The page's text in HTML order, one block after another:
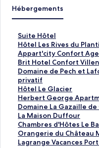
Hébergements
Suite Hôtel
L
i
e
n
o
u
v
r
a
n
t
l
a
Hôtel Les Rives du
L
i
e
n
o
u
v
r
a
n
t
l
Appart'city Confort
L
i
e
n
o
u
v
r
a
n
t
Brit Hotel Confort
L
i
e
n
o
u
v
r
a
n
Domaine de Pech et
privatif
L
i
e
n
o
u
v
r
a
Hôtel Le Glacier
L
i
e
n
o
u
v
Herbert George
L
i
e
n
o
u
Domaine La Gazaille de
L
i
e
n
o
La Maison Duffour
L
i
e
n
Chambres d'Hôtes Le
L
i
e
Orangerie du Château
L
iLagrange Vacances
L